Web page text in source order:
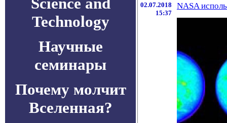
Technology
Научные
семинары
Почему молчит
Вселенная?
02.07.2018
15:37
NASA